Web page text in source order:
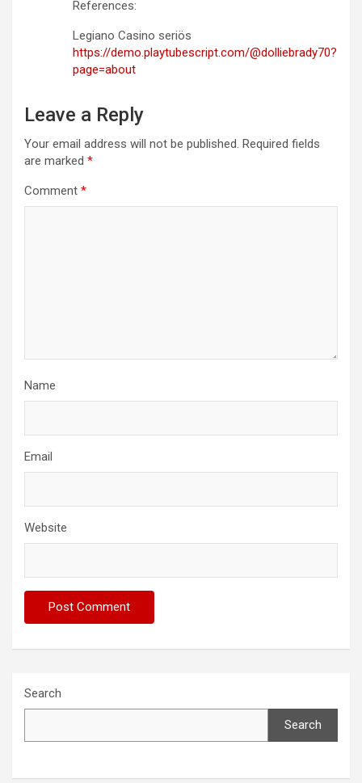
References:
Legiano Casino seriös
https://demo.playtubescript.com/@dolliebrady70?
page=about
Leave a Reply
Your email address will not be published. Required fields
are marked *
Comment *
Name
Email
Website
Search
Search